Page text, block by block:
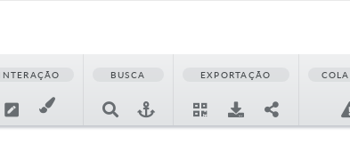
INTERAÇÃO BUSCA EXPORTAÇÃO